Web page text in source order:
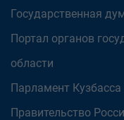
Государственная
Портал органов
области
Парламент Кузбасса
Правительство